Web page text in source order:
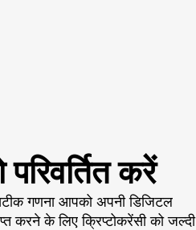
करें
गणना आपको अपनी डिजिटल
करने के लिए क्रिप्टोकरेंसी को जल्दी